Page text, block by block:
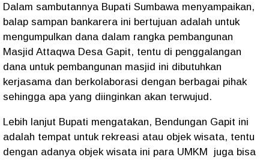
Dalam sambutannya Bupati Sumbawa menyampaikan,
balap sampan bankarera ini bertujuan adalah untuk
mengumpulkan dana dalam rangka pembangunan
Masjid Attaqwa Desa Gapit, tentu di penggalangan
dana untuk pembangunan masjid ini dibutuhkan
kerjasama dan berkolaborasi dengan berbagai pihak
sehingga apa yang diinginkan akan terwujud.
Lebih lanjut Bupati mengatakan, Bendungan Gapit ini
adalah tempat untuk rekreasi atau objek wisata, tentu
dengan adanya objek wisata ini para UMKM juga bisa